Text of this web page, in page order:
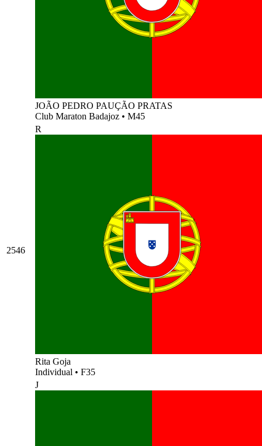
JOÃO PEDRO PAUÇÃO PRATAS
Club Maraton Badajoz • M45
2546
R
Rita Goja
Individual • F35
J